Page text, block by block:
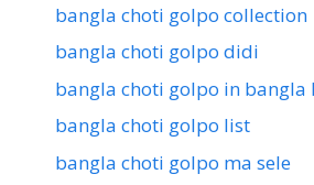
bangla choti golpo collection
bangla choti golpo didi
bangla choti golpo in bangla
bangla choti golpo list
bangla choti golpo ma sele